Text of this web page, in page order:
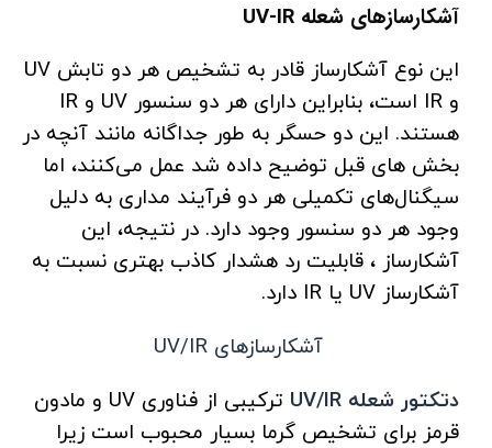
آشکارساز‌های شعله UV-IR
این نوع آشکارساز قادر به تشخیص هر دو تابش UV
و IR است، بنابراین دارای هر دو سنسور UV و IR
هستند. این دو حسگر به طور جداگانه مانند آنچه در
بخش های قبل توضیح داده شد عمل می‌کنند، اما
سیگنال‌های تکمیلی هر دو فرآیند مداری به دلیل
وجود هر دو سنسور وجود دارد. در نتیجه، این
آشکارساز ، قابلیت رد هشدار کاذب بهتری نسبت به
آشکارساز UV یا IR دارد.
آشکارسازهای UV/IR
دتکتور شعله UV/IR
ترکیبی از فناوری UV و مادون
قرمز برای تشخیص گرما بسیار محبوب است زیرا